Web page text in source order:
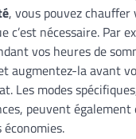
, vous pouvez chauffer
c’est nécessaire. Par
vos heures de
augmentez-la avant
Les modes
peuvent